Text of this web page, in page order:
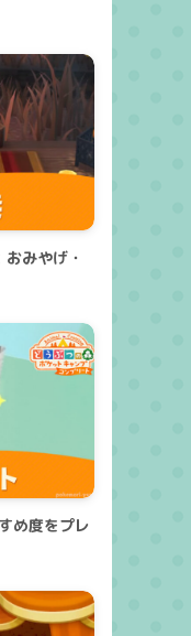
みやげ・
め度をプレ